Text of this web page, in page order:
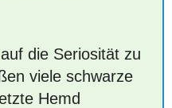
die Seriosität zu
viele schwarze
Hemd